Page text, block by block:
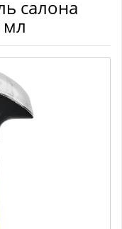
салона
мл